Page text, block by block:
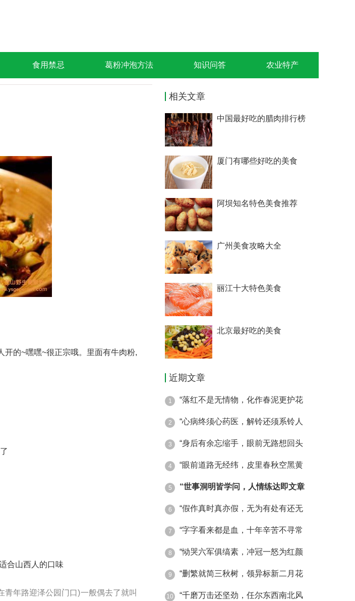
食用禁忌 葛粉冲泡方法 知识问答 农业特产
的~嘿嘿~很正宗哦。里面有牛肉粉,
合山西人的口味
年路迎泽公园门口)一般偶去了就叫
相关文章
中国最好吃的腊肉排行榜
厦门有哪些好吃的美食
阿坝知名特色美食推荐
广州美食攻略大全
丽江十大特色美食
北京最好吃的美食
近期文章
1 “落红不是无情物，化作春泥更护花
2 “心病终须心药医，解铃还须系铃人
3 “身后有余忘缩手，眼前无路想回头
4 “眼前道路无经纬，皮里春秋空黑黄
5 “世事洞明皆学问，人情练达即文章
6 “假作真时真亦假，无为有处有还无
7 “字字看来都是血，十年辛苦不寻常
8 “恸哭六军俱缟素，冲冠一怒为红颜
9 “删繁就简三秋树，领异标新二月花
10 “千磨万击还坚劲，任尔东西南北风